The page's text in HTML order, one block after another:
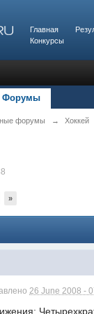
Главная
Конкурсы
Форумы
форумы → Хоккей
»
26 June 2008 -